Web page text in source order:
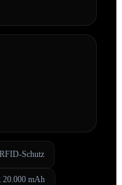
Schutz
20.000 mAh